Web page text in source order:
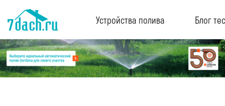
Устройства полива Блог